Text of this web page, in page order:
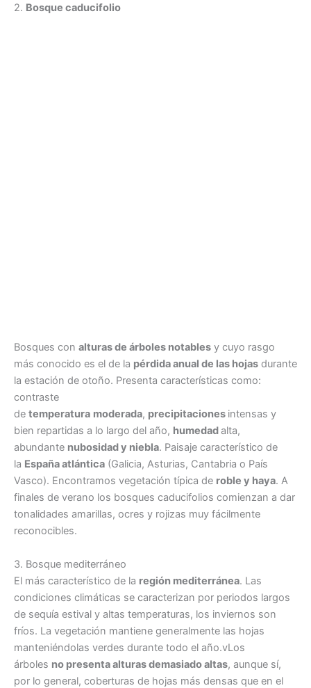
2. Bosque caducifolio
Bosques con alturas de árboles notables y cuyo rasgo
más conocido es el de la pérdida anual de las hojas durante
la estación de otoño. Presenta características como:
contraste
de temperatura moderada, precipitaciones intensas y
bien repartidas a lo largo del año, humedad alta,
abundante nubosidad y niebla. Paisaje característico de
la España atlántica (Galicia, Asturias, Cantabria o País
Vasco). Encontramos vegetación típica de roble y haya. A
finales de verano los bosques caducifolios comienzan a dar
tonalidades amarillas, ocres y rojizas muy fácilmente
reconocibles.
3. Bosque mediterráneo
El más característico de la región mediterránea. Las
condiciones climáticas se caracterizan por periodos largos
de sequía estival y altas temperaturas, los inviernos son
fríos. La vegetación mantiene generalmente las hojas
manteniéndolas verdes durante todo el año.vLos
árboles no presenta alturas demasiado altas, aunque sí,
por lo general, coberturas de hojas más densas que en el